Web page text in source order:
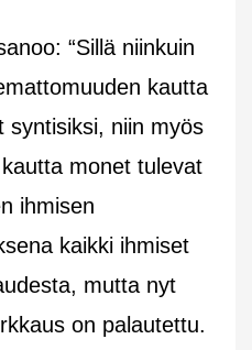
“Sillä niinkuin
kautta
syntisiksi, niin myös
monet tulevat
ihmisen
kaikki ihmiset
mutta nyt
on palautettu.